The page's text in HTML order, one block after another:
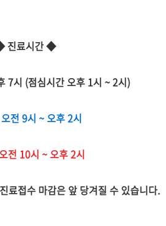
진료시간◆
7시 (점심시간 오후 1시 ~ 2시)
전 9시 ~ 오후 2시
전 10시 ~ 오후 2시
료접수 마감은 앞 당겨질 수 있습니다.